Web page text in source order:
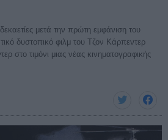
μετά την πρώτη εμφάνιση του
δυστοπικό φιλμ του Τζον Κάρπεντερ
στο τιμόνι μιας νέας κινηματογραφικής